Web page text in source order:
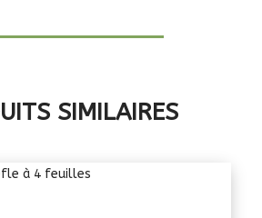
SIMILAIRES